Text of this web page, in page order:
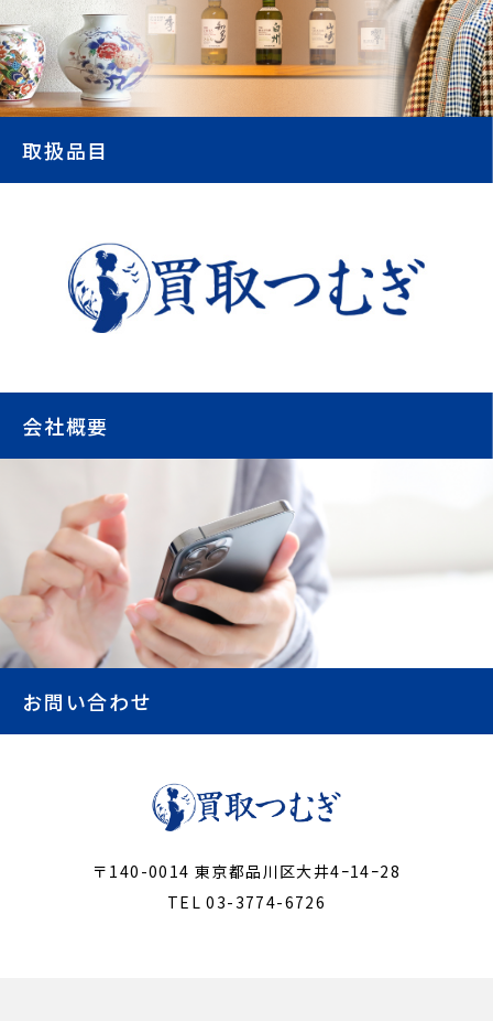
取扱品目
会社概要
お問い合わせ
〒140-0014 東京都品川区大井4ｰ14ｰ28
TEL 03-3774-6726